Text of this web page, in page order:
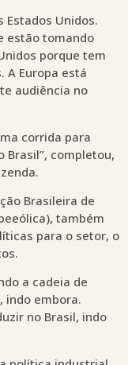
Estados Unidos.
estão tomando
porque tem
A Europa está
audiência no
corrida para
completou,
Brasileira de
também
para o setor, o
a cadeia de
indo embora.
no Brasil, indo